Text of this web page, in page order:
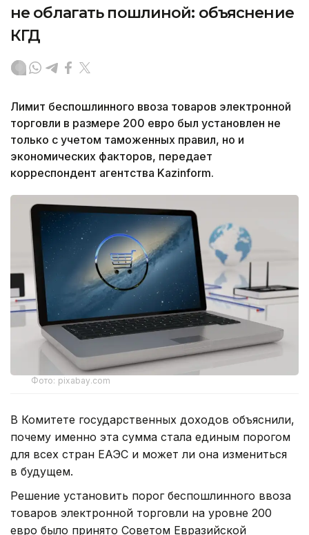
не облагать пошлиной: объяснение
КГД
Лимит беспошлинного ввоза товаров электронной
торговли в размере 200 евро был установлен не
только с учетом таможенных правил, но и
экономических факторов, передает
корреспондент агентства Kazinform.
Фото: pixabay.com
В Комитете государственных доходов объяснили,
почему именно эта сумма стала единым порогом
для всех стран ЕАЭС и может ли она измениться
в будущем.
Решение установить порог беспошлинного ввоза
товаров электронной торговли на уровне 200
евро было принято Советом Евразийской